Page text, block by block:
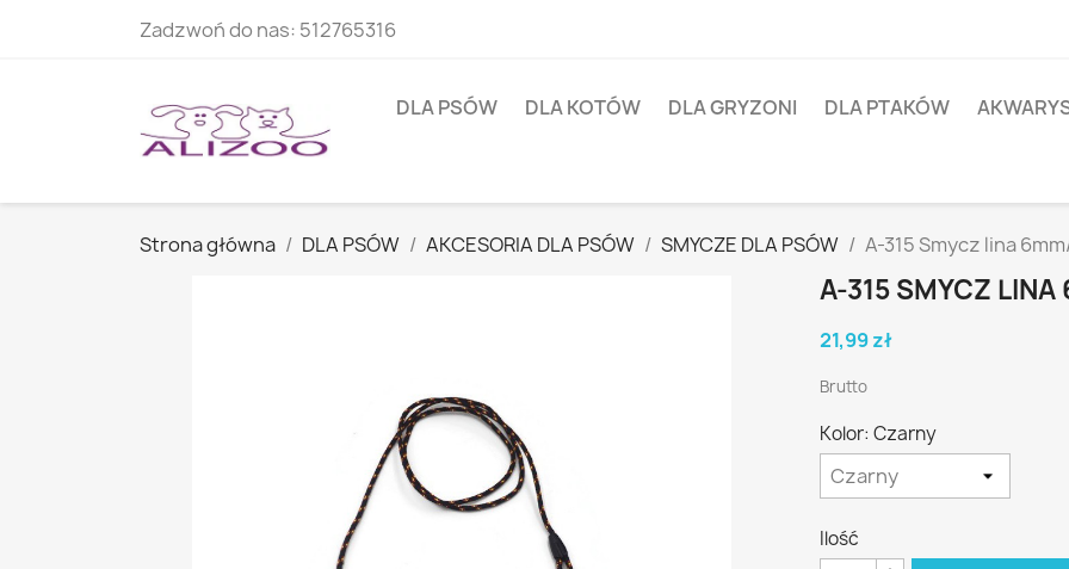
Zadzwoń do nas: 512765316
DLA PSÓW DLA KOTÓW DLA GRYZONI DLA PTAKÓW
Strona główna DLA PSÓW AKCESORIA DLA PSÓW SMYCZE DLA PSÓW A-315 Smycz lina
A-315 SMYCZ
21,99 zł
Brutto
Kolor: Czarny
Ilość